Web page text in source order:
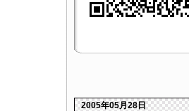
2005年05月28日